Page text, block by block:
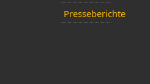
Presseberichte